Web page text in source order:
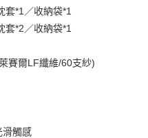
*1／收納袋*1
*2／收納袋*1
賽爾LF纖維/60支紗)
滑觸感